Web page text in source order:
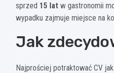
sprzed 15 lat w gastronomii
wypadku zajmuje miejsce na
Jak
Najprościej potraktować CV